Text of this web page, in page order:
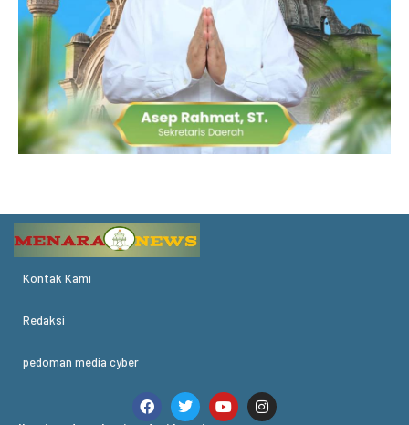
Kontak Kami
Redaksi
pedoman media cyber